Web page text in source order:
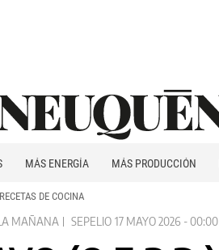
MÁS ENERGÍA MÁS PRODUCCIÓN
RECETAS DE COCINA
MAÑANA SEPELIO 17 MAYO 2026 - 00:00